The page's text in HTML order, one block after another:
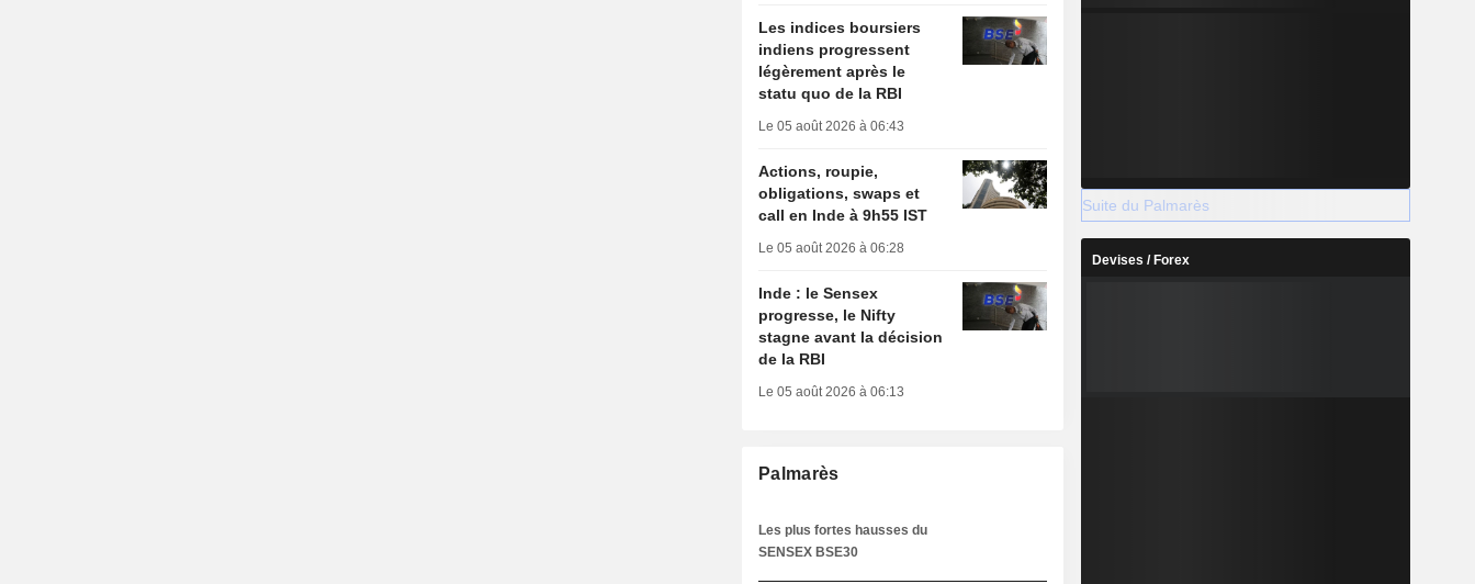
Les indices boursiers
indiens progressent
légèrement après le
statu quo de la RBI
Le 05 août 2026 à 06:43
Actions, roupie,
obligations, swaps et
call en Inde à 9h55 IST
Le 05 août 2026 à 06:28
Inde : le Sensex
progresse, le Nifty
stagne avant la décision
de la RBI
Le 05 août 2026 à 06:13
Palmarès
Les plus fortes hausses du
SENSEX BSE30
Suite du Palmarès
Devises / Forex